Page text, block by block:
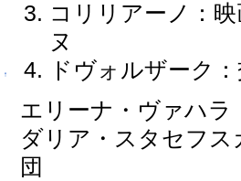
↑
コリリアーノ：
ヌ
ドヴォルザーク
エリーナ・ヴァハ
ダリア・スタセフ
団